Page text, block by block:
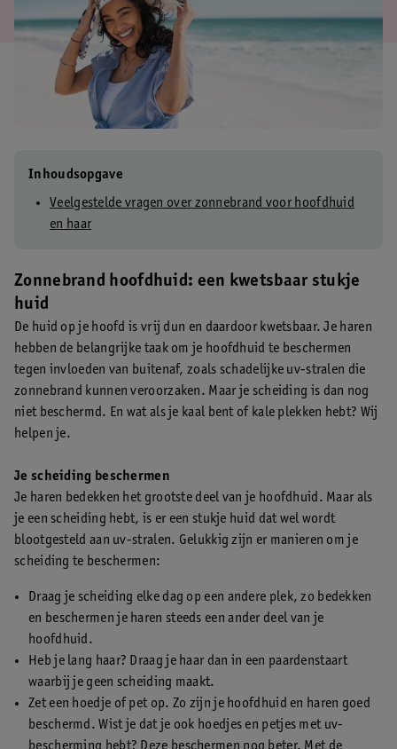
Inhoudsopgave
Veelgestelde vragen over zonnebrand voor hoofdhuid
en haar
Zonnebrand hoofdhuid: een kwetsbaar stukje
huid
De huid op je hoofd is vrij dun en daardoor kwetsbaar. Je haren
hebben de belangrijke taak om je hoofdhuid te beschermen
tegen invloeden van buitenaf, zoals schadelijke uv-stralen die
zonnebrand kunnen veroorzaken. Maar je scheiding is dan nog
niet beschermd. En wat als je kaal bent of kale plekken hebt? Wij
helpen je.
Je scheiding beschermen
Je haren bedekken het grootste deel van je hoofdhuid. Maar als
je een scheiding hebt, is er een stukje huid dat wel wordt
blootgesteld aan uv-stralen. Gelukkig zijn er manieren om je
scheiding te beschermen:
Draag je scheiding elke dag op een andere plek, zo bedekken
en beschermen je haren steeds een ander deel van je
hoofdhuid.
Heb je lang haar? Draag je haar dan in een paardenstaart
waarbij je geen scheiding maakt.
Zet een hoedje of pet op. Zo zijn je hoofdhuid en haren goed
beschermd. Wist je dat je ook hoedjes en petjes met uv-